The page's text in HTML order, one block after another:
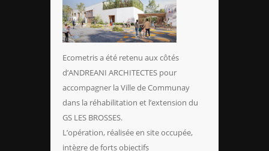
Ecometris a été retenu aux côtés
d’ANDREANI ARCHITECTES pour
accompagner la Ville de Communay
dans la réhabilitation et l’extension du
GS LES BROSSES.
L’opération, réalisée en site occupée,
intègre de forts objectifs